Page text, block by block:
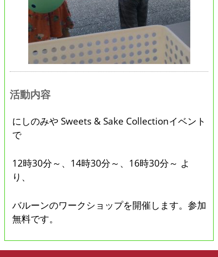
活動内容
にしのみや Sweets & Sake Collectionイベント
で
12時30分～、14時30分～、16時30分～ よ
り、
バルーンのワークショップを開催します。参加
無料です。